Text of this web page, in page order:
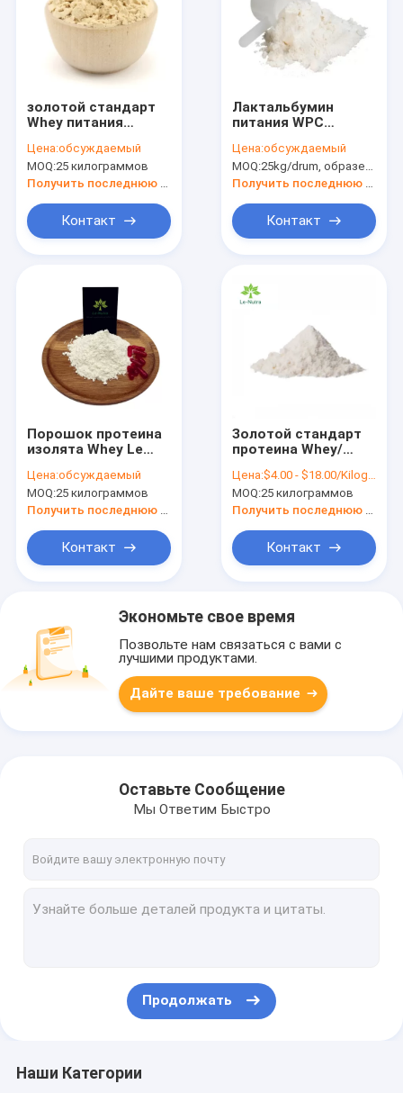
золотой стандарт
Whey питания
протеина 90% 80%
оптимальный
Цена:обсуждаемый
MOQ:25 килограммов
Контакт
Лактальбумин
питания WPC
протеина Whey 90%
оптимальный для
культуризма
Цена:обсуждаемый
MOQ:25kg/drum, образец доступно
Контакт
Порошок протеина
изолята Whey Le
здания тела
Цена:обсуждаемый
MOQ:25 килограммов
Получить последнюю цену
Контакт
Золотой стандарт
протеина Whey/
добавки
Whey_Protein
Цена:$4.00 - $18.00/Kilograms
MOQ:25 килограммов
Получить последнюю цену
Контакт
Экономьте свое время
Позвольте нам связаться с вами с
лучшими продуктами.
Дайте ваше требование
Оставьте Сообщение
Мы Ответим Быстро
Продолжать
Наши Категории